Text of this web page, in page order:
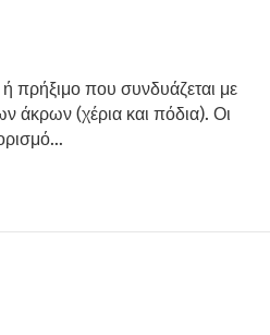
πρήξιμο που συνδυάζεται με
άκρων (χέρια και πόδια). Οι